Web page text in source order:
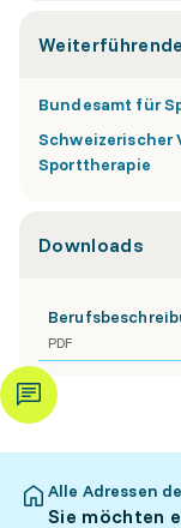
Bundesamt für
Schweizerischer
Sporttherapie
Downloads
PDF
Alle Adressen
Sie möchten